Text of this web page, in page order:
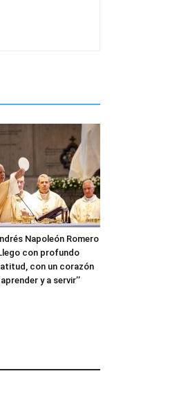
Napoleón Romero
con profundo
con un corazón
y a servir’’